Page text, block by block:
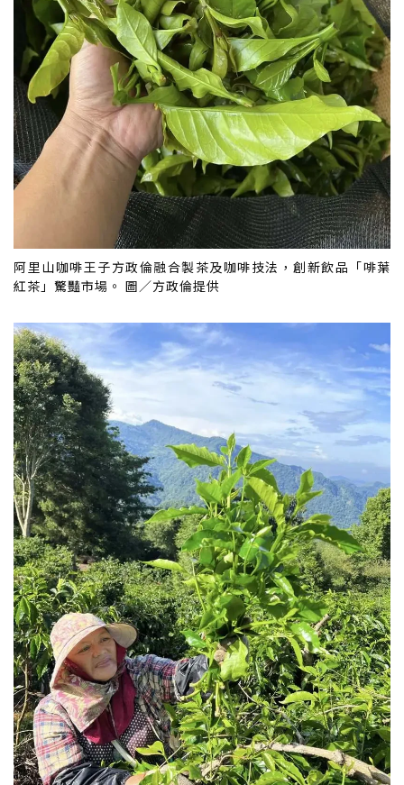
阿里山咖啡王子方政倫融合製茶及咖啡技法，創新飲品「啡葉
紅茶」驚豔市場。 圖／方政倫提供